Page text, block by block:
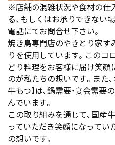
※店舗の混雑状況や食材の仕
る、もしくはお承りできない
電話にてお問合せ下さい。
焼き鳥専門店のやきとり家す
りを使用しています。このコ
どり料理をお客様に届け笑顔
のが私たちの想いです。また
牛もつ】は、鍋需要・宴会需
んでいます。
この取り組みを通じて、国産
っていただき笑顔になってい
の想いです。